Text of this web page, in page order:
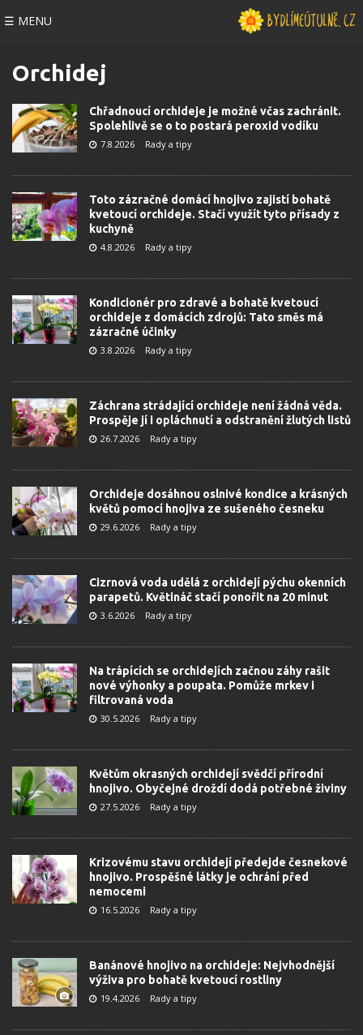
☰ MENU
Orchidej
Chřadnoucí orchideje je možné včas zachránit.
Spolehlivě se o to postará peroxid vodíku
7.8.2026 Rady a tipy
Toto zázračné domácí hnojivo zajistí bohatě
kvetoucí orchideje. Stačí využít tyto přísady z
kuchyně
4.8.2026 Rady a tipy
Kondicionér pro zdravé a bohatě kvetoucí
orchideje z domácích zdrojů: Tato směs má
zázračné účinky
3.8.2026 Rady a tipy
Záchrana strádající orchideje není žádná věda.
Prospěje jí i opláchnutí a odstranění žlutých listů
26.7.2026 Rady a tipy
Orchideje dosáhnou oslnivé kondice a krásných
květů pomocí hnojiva ze sušeného česneku
29.6.2026 Rady a tipy
Cizrnová voda udělá z orchidejí pýchu okenních
parapetů. Květináč stačí ponořit na 20 minut
3.6.2026 Rady a tipy
Na trápících se orchidejích začnou záhy rašit
nové výhonky a poupata. Pomůže mrkev i
filtrovaná voda
30.5.2026 Rady a tipy
Květům okrasných orchidejí svědčí přírodní
hnojivo. Obyčejné droždí dodá potřebné živiny
27.5.2026 Rady a tipy
Krizovému stavu orchidejí předejde česnekové
hnojivo. Prospěšné látky je ochrání před
nemocemi
16.5.2026 Rady a tipy
Banánové hnojivo na orchideje: Nejvhodnější
výživa pro bohatě kvetoucí rostliny
19.4.2026 Rady a tipy